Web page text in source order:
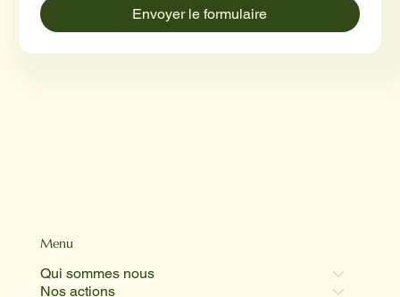
Menu
Qui sommes nous
Nos actions
Envoyer le formulaire